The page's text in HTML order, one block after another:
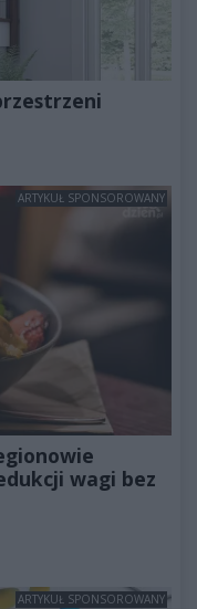
ARTYKUŁ SPONSOROWANY
wagi bez
ARTYKUŁ SPONSOROWANY